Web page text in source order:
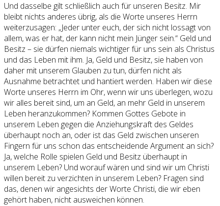
Und dasselbe gilt schließlich auch für unseren Besitz. Mir
bleibt nichts anderes übrig, als die Worte unseres Herrn
weiterzusagen: „Jeder unter euch, der sich nicht lossagt von
allem, was er hat, der kann nicht mein Jünger sein.“ Geld und
Besitz – sie dürfen niemals wichtiger für uns sein als Christus
und das Leben mit ihm. Ja, Geld und Besitz, sie haben von
daher mit unserem Glauben zu tun, dürfen nicht als
Ausnahme betrachtet und hantiert werden. Haben wir diese
Worte unseres Herrn im Ohr, wenn wir uns überlegen, wozu
wir alles bereit sind, um an Geld, an mehr Geld in unserem
Leben heranzukommen? Kommen Gottes Gebote in
unserem Leben gegen die Anziehungskraft des Geldes
überhaupt noch an, oder ist das Geld zwischen unseren
Fingern für uns schon das entscheidende Argument an sich?
Ja, welche Rolle spielen Geld und Besitz überhaupt in
unserem Leben? Und worauf wären und sind wir um Christi
willen bereit zu verzichten in unserem Leben? Fragen sind
das, denen wir angesichts der Worte Christi, die wir eben
gehört haben, nicht ausweichen können.